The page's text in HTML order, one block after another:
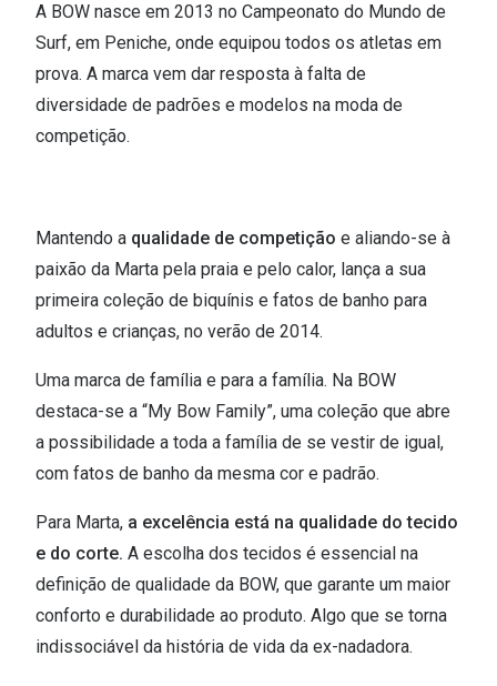
A BOW nasce em 2013 no Campeonato do Mundo de
Surf, em Peniche, onde equipou todos os atletas em
prova. A marca vem dar resposta à falta de
diversidade de padrões e modelos na moda de
competição.
Mantendo a qualidade de competição e aliando-se à
paixão da Marta pela praia e pelo calor, lança a sua
primeira coleção de biquínis e fatos de banho para
adultos e crianças, no verão de 2014.
Uma marca de família e para a família. Na BOW
destaca-se a “My Bow Family”, uma coleção que abre
a possibilidade a toda a família de se vestir de igual,
com fatos de banho da mesma cor e padrão.
Para Marta, a excelência está na qualidade do tecido
e do corte. A escolha dos tecidos é essencial na
definição de qualidade da BOW, que garante um maior
conforto e durabilidade ao produto. Algo que se torna
indissociável da história de vida da ex-nadadora.